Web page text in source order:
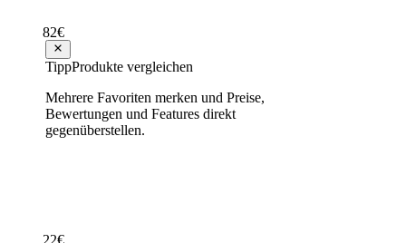
82€
Testsieger
Hervorragend
TippProdukte vergleichen
Mehrere Favoriten merken und Preise,
Bewertungen und Features direkt
gegenüberstellen.